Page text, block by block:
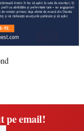
pe email!